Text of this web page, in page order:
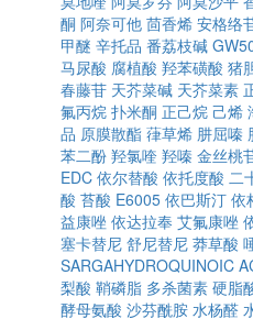
酮 阿奈可他 茴香烯 安格络
甲醚 辛托品 番荔枝碱
马尿酸 腐植酸 羟苯磺酸 猪
春藤苷 天芥菜碱 天芥菜素
氟丙烷 扑米酮 正己烷 己烯
品 原膜散酯 葎草烯 肼屈嗪
苯二酚 羟氯喹 羟嗪 金丝桃
EDC 依尔替酸 依托度酸 二
酸 苔酸 E6005 依巴斯汀 依
益康唑 依达拉奉 艾氟康唑
塞卡替尼 舒尼替尼 莽草酸
SARGAHYDROQUINOIC
梨酸 鞘磷脂 多杀菌素 硬脂
酵母氨酸 沙芬酰胺 水杨醛